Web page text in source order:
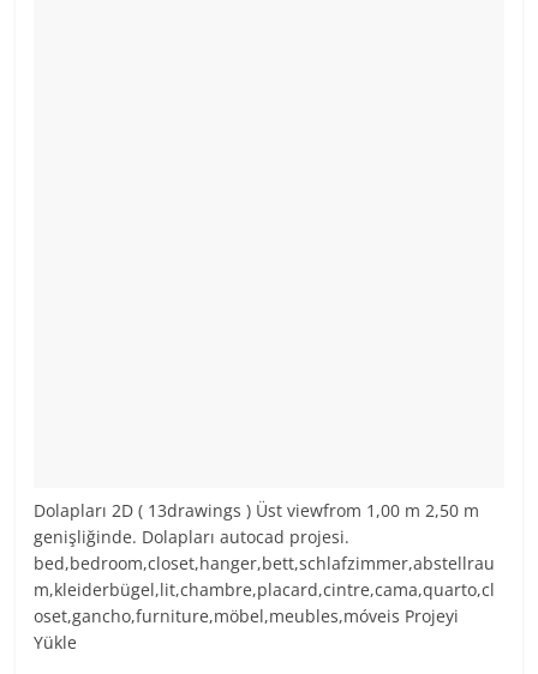
Dolapları 2D ( 13drawings ) Üst viewfrom 1,00 m 2,50 m
genişliğinde. Dolapları autocad projesi.
bed,bedroom,closet,hanger,bett,schlafzimmer,abstellrau
m,kleiderbügel,lit,chambre,placard,cintre,cama,quarto,cl
oset,gancho,furniture,möbel,meubles,móveis Projeyi
Yükle